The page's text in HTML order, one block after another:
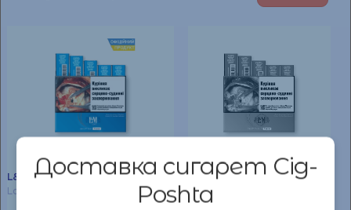
Доставка сигарет Cig-
Poshta
L&M
Loft Blue Мініблок 5 пач.
775,00₴
L&M
Loft Sea Blue Мініблок 5 пач.